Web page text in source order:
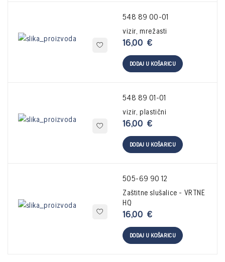
548 89 00-01
vizir, mrežasti
16,00€
DODAJ U KOŠARICU
548 89 01-01
vizir, plastični
16,00€
DODAJ U KOŠARICU
505-69 90 12
Zaštitne slušalice - VRTNE
HQ
16,00€
DODAJ U KOŠARICU